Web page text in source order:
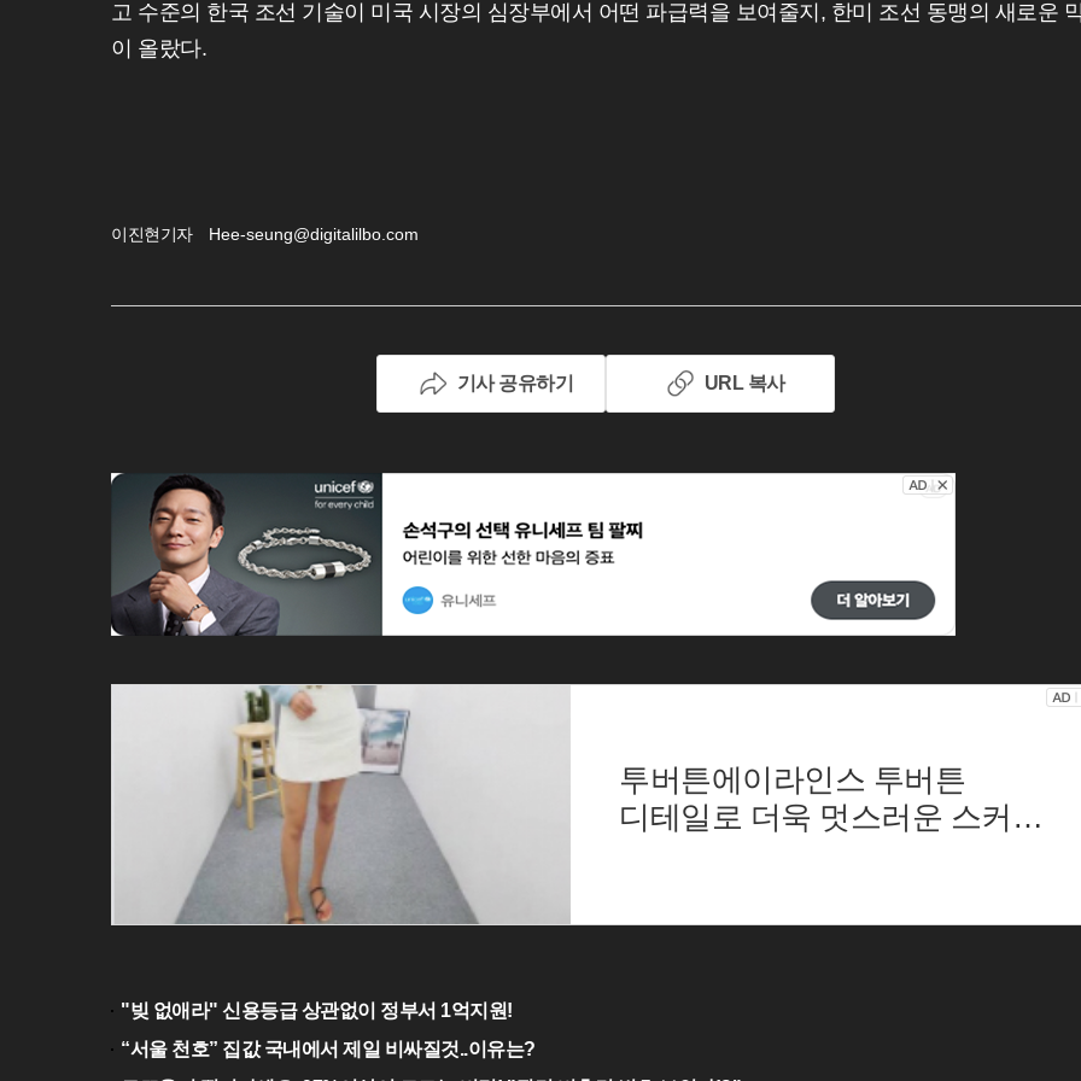
고 수준의 한국 조선 기술이 미국 시장의 심장부에서 어떤 파급력을 보여줄지, 한미 조선 동맹의 새로운
이 올랐다.
이진현기자 Hee-seung@digitalilbo.com
기사 공유하기 URL 복사
투버튼에이라인스 투버튼
디테일로 더욱 멋스러운 스커트
"빚 없애라" 신용등급 상관없이 정부서 1억지원!
“서울 천호” 집값 국내에서 제일 비싸질것..이유는?